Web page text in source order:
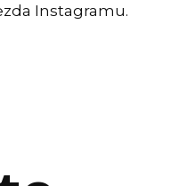
Instagramu.
a získavať